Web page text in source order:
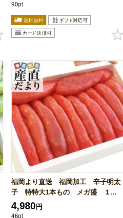
90pt
福岡より直送 福岡加工 辛子明太
子 特特大1本もの メガ盛 １...
4,980円
46pt